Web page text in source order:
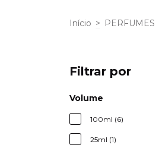
Início > PERFUMES
Filtrar por
Volume
100ml (6)
25ml (1)